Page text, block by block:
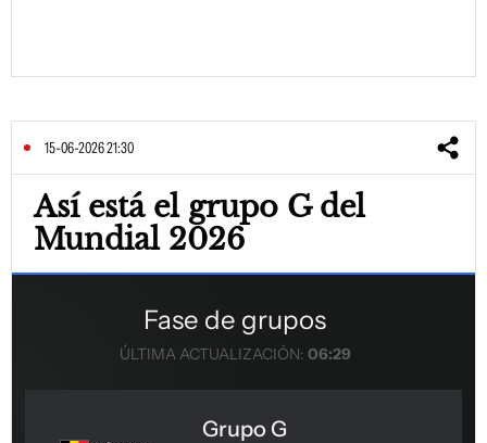
15-06-2026 21:30
Así está el grupo G del
Mundial 2026